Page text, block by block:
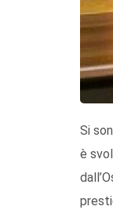
Si
è